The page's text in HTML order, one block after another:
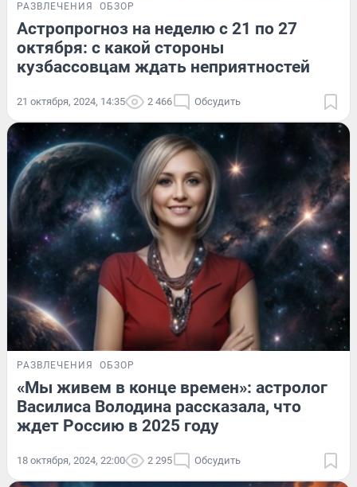
РАЗВЛЕЧЕНИЯ ОБЗОР
Астропрогноз на неделю с 21 по 27
октября: с какой стороны
кузбассовцам ждать неприятностей
21 октября, 2024, 14:35 2 466 Обсудить
РАЗВЛЕЧЕНИЯ ОБЗОР
«Мы живем в конце времен»: астролог
Василиса Володина рассказала, что
ждет Россию в 2025 году
18 октября, 2024, 22:00 2 295 Обсудить